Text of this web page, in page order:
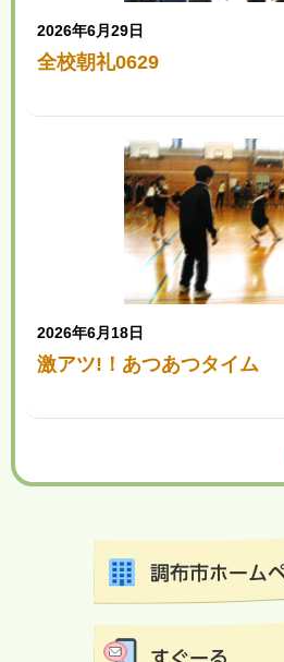
2026年6月29日
全校朝礼0629
2026年6月18日
激アツ!！あつあつタイム